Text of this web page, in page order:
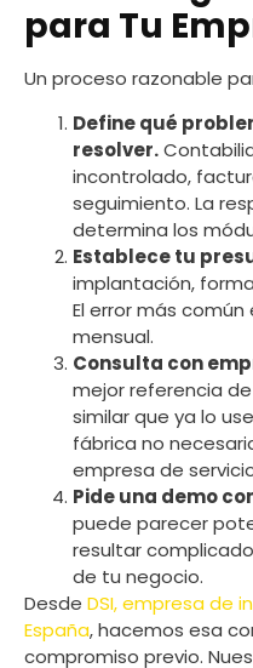
para Tu
Un proceso razonable
Define qué
resolver.
incontrolado,
seguimiento. La
determina los
Establece tu
implantación,
El error más
mensual.
Consulta con
mejor referencia
similar que ya lo
fábrica no
empresa de
Pide una demo
puede parecer
resultar
de tu negocio.
Desde DSI, empresa de
España, hacemos esa
compromiso previo.